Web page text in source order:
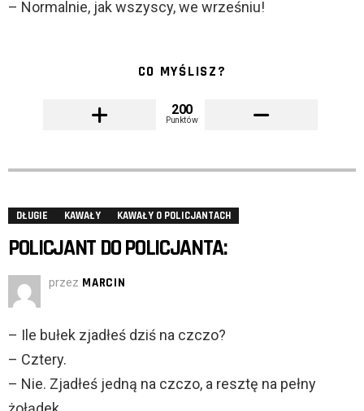
– Normalnie, jak wszyscy, we wrześniu!
CO MYŚLISZ?
200
Punktów
DŁUGIE KAWAŁY KAWAŁY O POLICJANTACH
POLICJANT DO POLICJANTA:
przez MARCIN
– Ile bułek zjadłeś dziś na czczo?
– Cztery.
– Nie. Zjadłeś jedną na czczo, a resztę na pełny